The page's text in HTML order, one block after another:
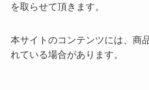
を取らせて頂きます。
本サイトのコンテンツには、商
れている場合があります。